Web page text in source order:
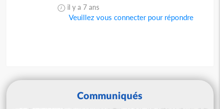
il y a 7 ans
Veuillez vous connecter pour répondre
Communiqués